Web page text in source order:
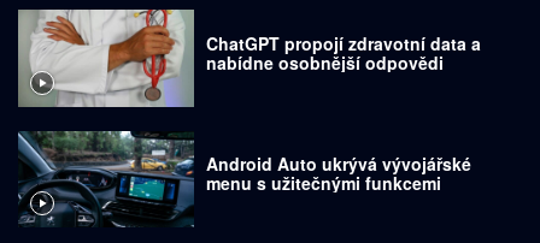
ChatGPT propojí zdravotní data a
nabídne osobnější odpovědi
Android Auto ukrývá vývojářské
menu s užitečnými funkcemi